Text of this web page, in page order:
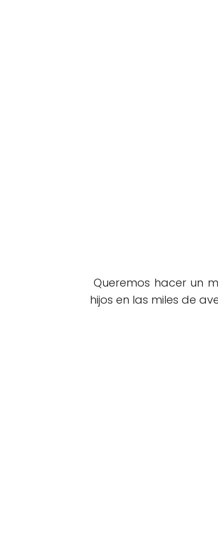
Queremos hacer un
hijos en las miles de